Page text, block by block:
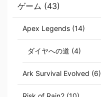
ゲーム (43)
Apex Legends (14)
ダイヤへの道 (4)
Ark Survival Evolved (6)